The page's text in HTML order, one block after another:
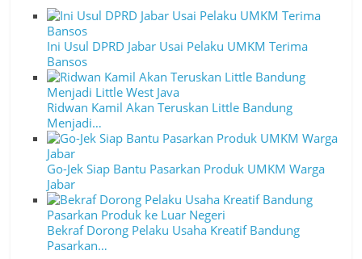
Ini Usul DPRD Jabar Usai Pelaku UMKM Terima
Bansos
Ridwan Kamil Akan Teruskan Little Bandung
Menjadi…
Go-Jek Siap Bantu Pasarkan Produk UMKM Warga
Jabar
Bekraf Dorong Pelaku Usaha Kreatif Bandung
Pasarkan…